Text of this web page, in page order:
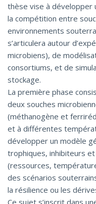
thèse vise à développer
la compétition entre
environnements
s’articulera autour
microbiens), de
consortiums, et de
stockage.
La première phase
deux souches
(méthanogène et
et à différentes
développer un modèle
trophiques, inhibiteurs
(ressources,
des scénarios
la résilience ou les
Ce sujet s’inscrit dans